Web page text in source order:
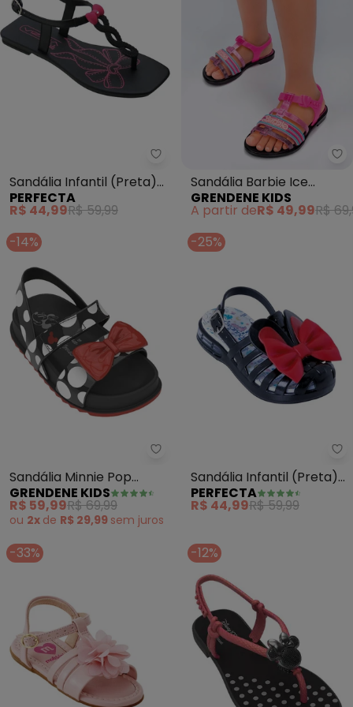
Perfecta - Sandália Infantil
Sandália Infantil (Preta)
com Fechamento em
Fivela
PERFECTA
R$ 44,99R$ 59,99
Sandália Barbie Ice
Cream (Preto)
GRENDENE KIDS
A partir deR$ 49,99R$
-14%
Grendene Kids - Sandália
Sandália Minnie Pop
(Preto)
GRENDENE KIDS
R$ 59,99R$ 69,99
ou 2x de R$ 29,99 sem juros
-25%
Sandália Infantil (Preta)
em Sintético
PERFECTA
R$ 44,99R$ 59,99
-33% -12%